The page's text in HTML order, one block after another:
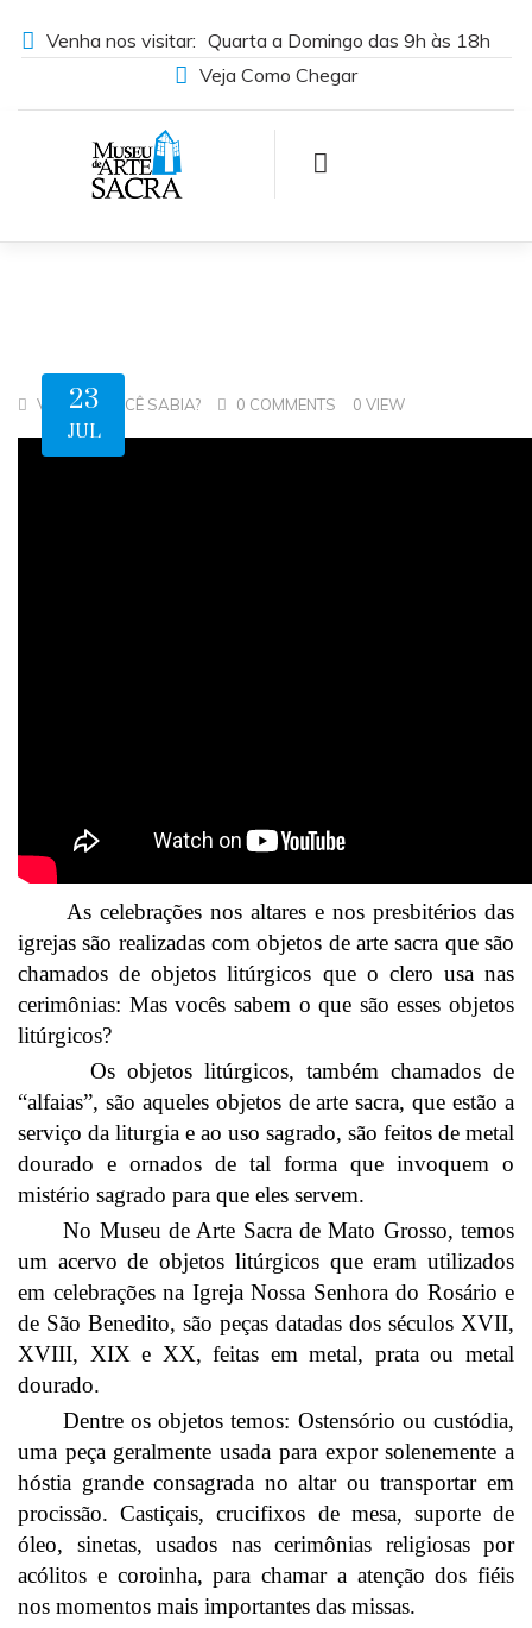
Venha nos visitar: Quarta a Domingo das 9h às 18h
Veja Como Chegar
23
JUL
VÍDEOS, VOCÊ SABIA? 0 COMMENTS 0 VIEW
As celebrações nos altares e nos presbitérios das
igrejas são realizadas com objetos de arte sacra que são
chamados de objetos litúrgicos que o clero usa nas
cerimônias: Mas vocês sabem o que são esses objetos
litúrgicos?
Os objetos litúrgicos, também chamados de
“alfaias”, são aqueles objetos de arte sacra, que estão a
serviço da liturgia e ao uso sagrado, são feitos de metal
dourado e ornados de tal forma que invoquem o
mistério sagrado para que eles servem.
No Museu de Arte Sacra de Mato Grosso, temos
um acervo de objetos litúrgicos que eram utilizados
em celebrações na Igreja Nossa Senhora do Rosário e
de São Benedito, são peças datadas dos séculos XVII,
XVIII, XIX e XX, feitas em metal, prata ou metal
dourado.
Dentre os objetos temos: Ostensório ou custódia,
uma peça geralmente usada para expor solenemente a
hóstia grande consagrada no altar ou transportar em
procissão. Castiçais, crucifixos de mesa, suporte de
óleo, sinetas, usados nas cerimônias religiosas por
acólitos e coroinha, para chamar a atenção dos fiéis
nos momentos mais importantes das missas.